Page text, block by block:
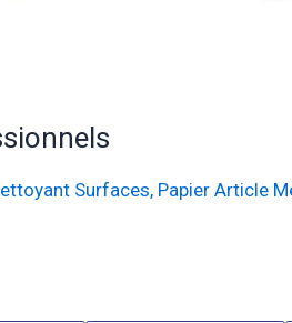
Surfaces, Papier Article